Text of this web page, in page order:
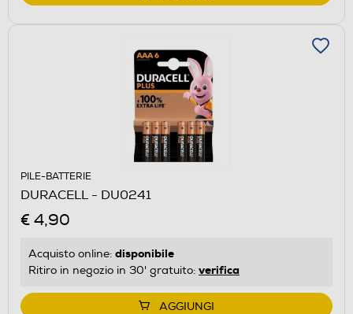
PILE-BATTERIE
DURACELL - DU0241
€ 4,90
Acquisto online: disponibile
Ritiro in negozio in 30' gratuito: verifica
AGGIUNGI